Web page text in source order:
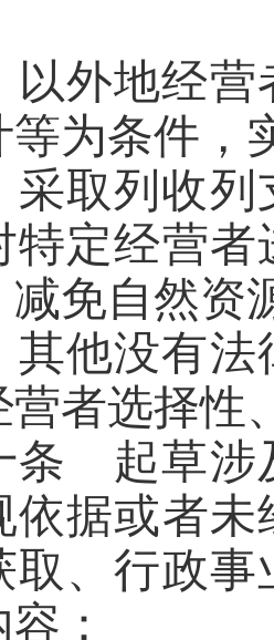
以外地经营
等为条件，
采取列收
特定经营者
减免自然资
其他没有
营者选择性
条
起草涉
依据或者
取、行政
：